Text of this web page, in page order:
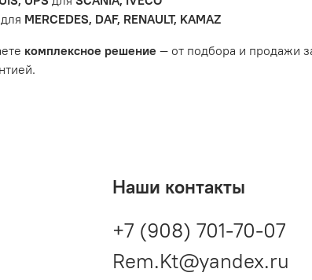
MERCEDES, DAF, RENAULT, KAMAZ
комплексное решение — от подбора и продажи
Наши контакты
+7 (908) 701-70-07
Rem.Kt@yandex.ru